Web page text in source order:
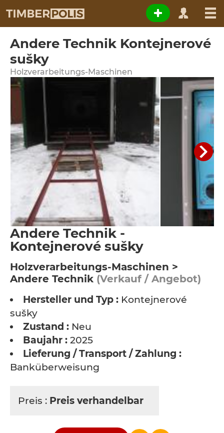
Andere Technik Kontejnerové
sušky
Holzverarbeitungs-Maschinen
Andere Technik -
Kontejnerové sušky
Holzverarbeitungs-Maschinen >
Andere Technik (Verkauf / Angebot)
Hersteller und Typ : Kontejnerové
sušky
Zustand : Neu
Baujahr : 2025
Lieferung / Transport / Zahlung :
Banküberweisung
Preis : Preis verhandelbar